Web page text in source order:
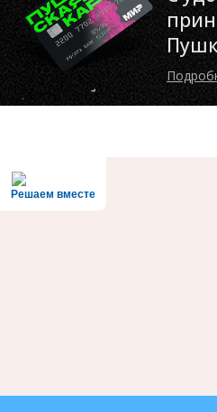
Решаем вместе